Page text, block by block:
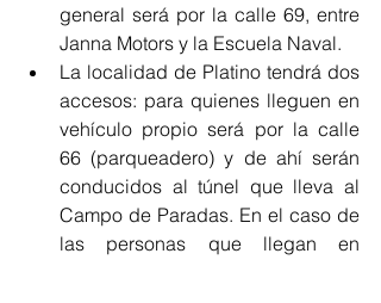
general será por la calle 69, entre
Janna Motors y la Escuela Naval.
La localidad de Platino tendrá dos
accesos: para quienes lleguen en
vehículo propio será por la calle
66 (parqueadero) y de ahí serán
conducidos al túnel que lleva al
Campo de Paradas. En el caso de
las personas que llegan en